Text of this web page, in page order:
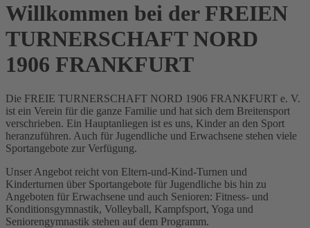
Willkommen bei der FREIEN
TURNERSCHAFT NORD
1906 FRANKFURT
Die FREIE TURNERSCHAFT NORD 1906 FRANKFURT e. V.
ist ein Verein für die ganze Familie und hat sich dem Breitensport
verschrieben. Ein Hauptanliegen ist es uns, Kinder an den Sport
heranzuführen. Auch für Jugendliche und Erwachsene stehen viele
Sportangebote zur Verfügung.
Unser Angebot reicht von Eltern-und-Kind-Turnen und
Kinderturnen über Sportangebote für Jugendliche bis hin zu
Angeboten für Erwachsene und auch Senioren: Fitness- und
Konditionsgymnastik, Volleyball, Kampfsport, Yoga und
Seniorengymnastik stehen auf dem Programm.